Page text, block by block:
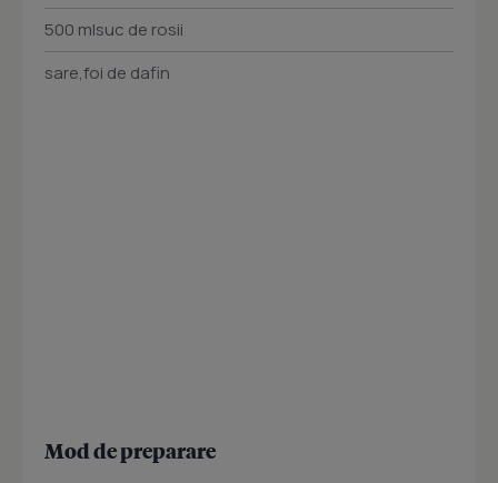
500 mlsuc de rosii
sare,foi de dafin
Mod de preparare